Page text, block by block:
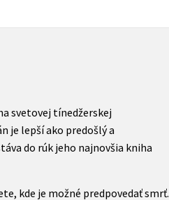
svetovej tínedžerskej
je lepší ako predošlý a
do rúk jeho najnovšia kniha
kde je možné predpovedať smrť.